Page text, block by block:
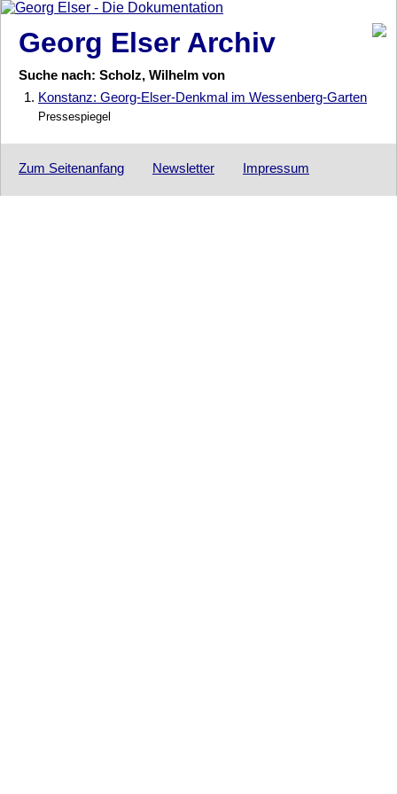
Georg Elser Archiv
Suche nach: Scholz, Wilhelm von
1. Konstanz: Georg-Elser-Denkmal im Wessenberg-Garten
Pressespiegel
Zum Seitenanfang Newsletter Impressum